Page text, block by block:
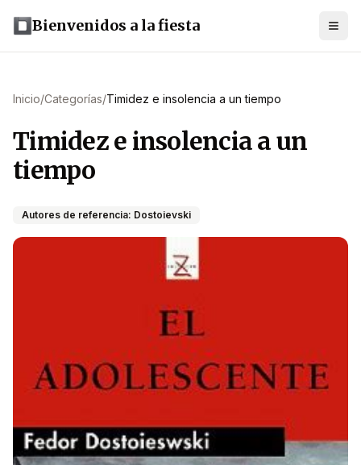
Bienvenidos a la fiesta
Inicio/Categorías/Timidez e insolencia a un tiempo
Timidez e insolencia a un
tiempo
Autores de referencia: Dostoievski